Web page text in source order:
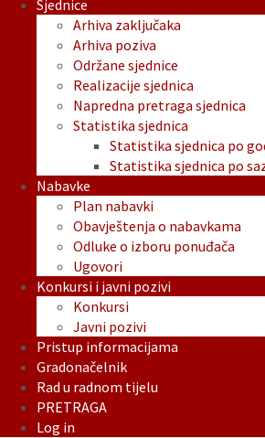
Sjednice
Arhiva zaključaka
Arhiva poziva
Održane sjednice
Realizacije sjednica
Napredna pretraga sjednica
Statistika sjednica
Statistika sjednica po
Statistika sjednica po
Nabavke
Plan nabavki
Obavještenja o nabavkama
Odluke o izboru ponuđača
Ugovori
Konkursi i javni pozivi
Konkursi
Javni pozivi
Pristup informacijama
Gradonačelnik
Rad u radnom tijelu
PRETRAGA
Log in